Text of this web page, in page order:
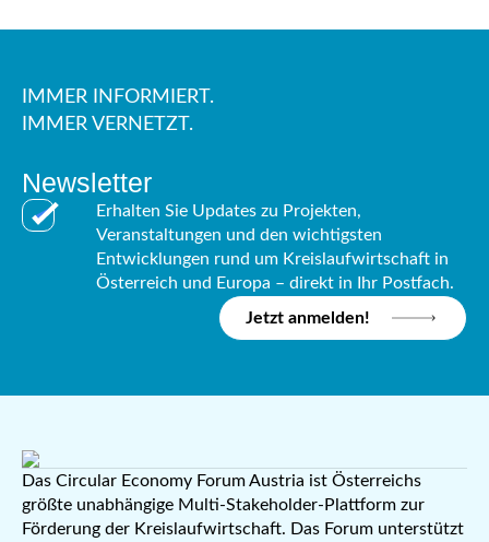
IMMER INFORMIERT.
IMMER VERNETZT.
Newsletter
Erhalten Sie Updates zu Projekten,
Veranstaltungen und den wichtigsten
Entwicklungen rund um Kreislaufwirtschaft in
Österreich und Europa – direkt in Ihr Postfach.
Jetzt anmelden!
Das Circular Economy Forum Austria ist Österreichs
größte unabhängige Multi-Stakeholder-Plattform zur
Förderung der Kreislaufwirtschaft. Das Forum unterstützt